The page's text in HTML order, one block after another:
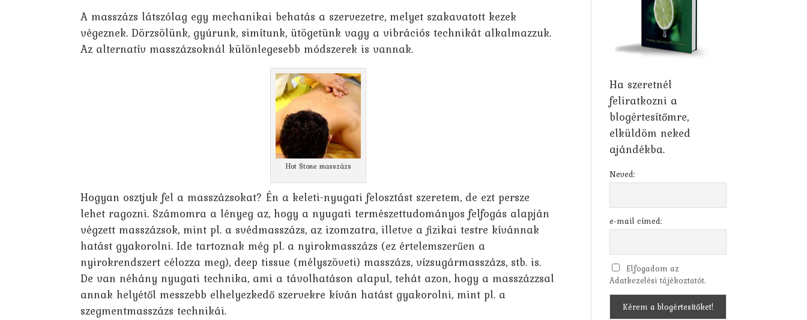
A masszázs látszólag egy mechanikai behatás a szervezetre, melyet szakavatott kezek
végeznek. Dörzsölünk, gyúrunk, simítunk, ütögetünk vagy a vibrációs technikát alkalmazzuk.
Az alternatív masszázsoknál különlegesebb módszerek is vannak.
Hot Stone masszázs
Hogyan osztjuk fel a masszázsokat? Én a keleti-nyugati felosztást szeretem, de ezt persze
lehet ragozni. Számomra a lényeg az, hogy a nyugati természettudományos felfogás alapján
végzett masszázsok, mint pl. a svédmasszázs, az izomzatra, illetve a fizikai testre kívánnak
hatást gyakorolni. Ide tartoznak még pl. a nyirokmasszázs (ez értelemszerűen a
nyirokrendszert célozza meg), deep tissue (mélyszöveti) masszázs, vízsugármasszázs, stb. is.
De van néhány nyugati technika, ami a távolhatáson alapul, tehát azon, hogy a masszázzsal
annak helyétől messzebb elhelyezkedő szervekre kíván hatást gyakorolni, mint pl. a
szegmentmasszázs technikái.
Ha szeretnél
feliratkozni a
blogértesítőmre,
elküldöm neked
ajándékba.
Neved:
e-mail címed:
Elfogadom az
Adatkezelési tájékoztatót.